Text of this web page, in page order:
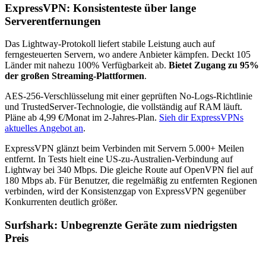
ExpressVPN: Konsistenteste über lange
Serverentfernungen
Das Lightway-Protokoll liefert stabile Leistung auch auf
ferngesteuerten Servern, wo andere Anbieter kämpfen. Deckt 105
Länder mit nahezu 100% Verfügbarkeit ab. Bietet Zugang zu 95%
der großen Streaming-Plattformen.
AES-256-Verschlüsselung mit einer geprüften No-Logs-Richtlinie
und TrustedServer-Technologie, die vollständig auf RAM läuft.
Pläne ab 4,99 €/Monat im 2-Jahres-Plan. Sieh dir ExpressVPNs
aktuelles Angebot an.
ExpressVPN glänzt beim Verbinden mit Servern 5.000+ Meilen
entfernt. In Tests hielt eine US-zu-Australien-Verbindung auf
Lightway bei 340 Mbps. Die gleiche Route auf OpenVPN fiel auf
180 Mbps ab. Für Benutzer, die regelmäßig zu entfernten Regionen
verbinden, wird der Konsistenzgap von ExpressVPN gegenüber
Konkurrenten deutlich größer.
Surfshark: Unbegrenzte Geräte zum niedrigsten
Preis